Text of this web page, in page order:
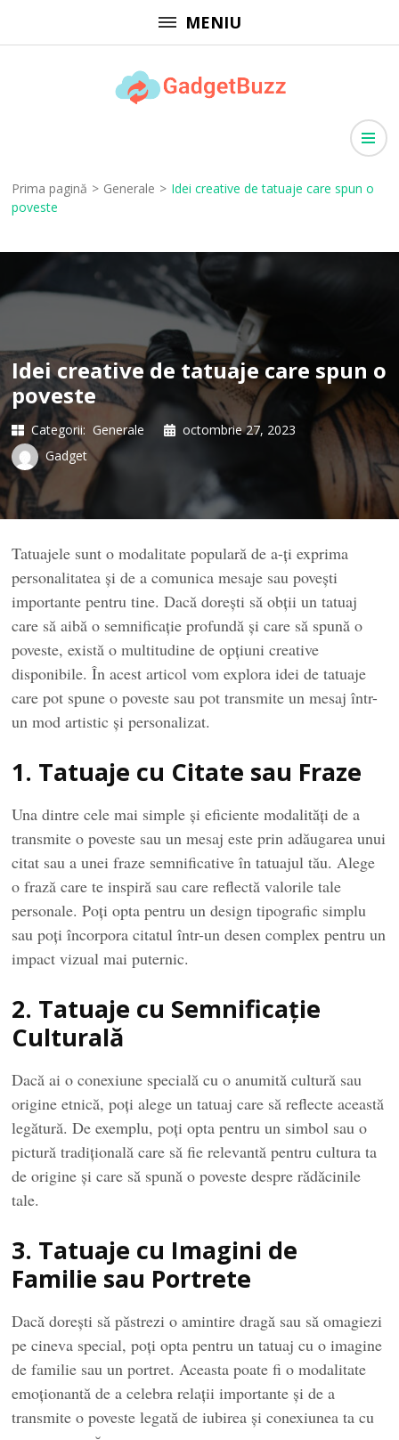
la
MENIU
Prima pagină > Generale > Idei creative de tatuaje care spun o
poveste
Idei creative de tatuaje care spun o
poveste
Categorii: Generale
octombrie 27, 2023
Gadget
Tatuajele sunt o modalitate populară de a-ți exprima
personalitatea și de a comunica mesaje sau povești
importante pentru tine. Dacă dorești să obții un tatuaj
care să aibă o semnificație profundă și care să spună o
poveste, există o multitudine de opțiuni creative
disponibile. În acest articol vom explora idei de tatuaje
care pot spune o poveste sau pot transmite un mesaj într-
un mod artistic și personalizat.
1. Tatuaje cu Citate sau Fraze
Una dintre cele mai simple și eficiente modalități de a
transmite o poveste sau un mesaj este prin adăugarea unui
citat sau a unei fraze semnificative în tatuajul tău. Alege
o frază care te inspiră sau care reflectă valorile tale
personale. Poți opta pentru un design tipografic simplu
sau poți încorpora citatul într-un desen complex pentru un
impact vizual mai puternic.
2. Tatuaje cu Semnificație
Culturală
Dacă ai o conexiune specială cu o anumită cultură sau
origine etnică, poți alege un tatuaj care să reflecte această
legătură. De exemplu, poți opta pentru un simbol sau o
pictură tradițională care să fie relevantă pentru cultura ta
de origine și care să spună o poveste despre rădăcinile
tale.
3. Tatuaje cu Imagini de
Familie sau Portrete
Dacă dorești să păstrezi o amintire dragă sau să omagiezi
pe cineva special, poți opta pentru un tatuaj cu o imagine
de familie sau un portret. Aceasta poate fi o modalitate
emoționantă de a celebra relații importante și de a
transmite o poveste legată de iubirea și conexiunea ta cu